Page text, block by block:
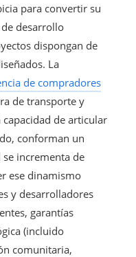
para convertir su
desarrollo
dispongan de
La
de compradores
de transporte y
de articular
conforman un
incrementa de
ese dinamismo
y desarrolladores
garantías
(incluido
comunitaria,